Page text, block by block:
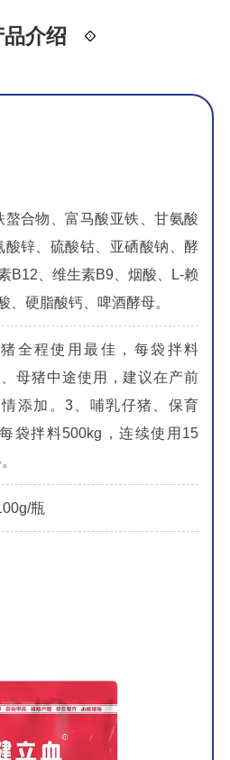
品介绍
螯合物、富马酸亚铁、甘氨酸
锌、硫酸钴、亚硒酸钠、酵
B12、维生素B9、烟酸、L-赖
、硬脂酸钙、啤酒酵母。
全程使用最佳，每袋拌料
母猪中途使用，建议在产前
添加。3、哺乳仔猪、保育
袋拌料500kg，连续使用15
瓶